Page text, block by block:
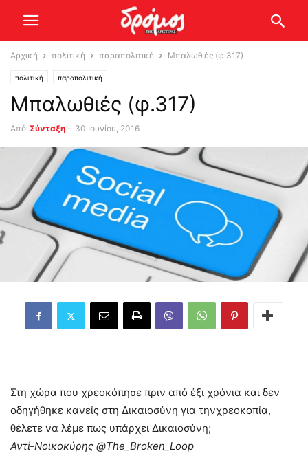
Αρχική πολιτική παραπολιτική Μπαλωθιές (φ.317)
πολιτική παραπολιτική
Μπαλωθιές (φ.317)
Από Σύνταξη - 30 Ιουνίου, 2016
Στη χώρα που χρεοκόπησε πριν από έξι χρόνια και δεν
οδηγήθηκε κανείς στη Δικαιοσύνη για τηνχρεοκοπία,
θέλετε να λέμε πως υπάρχει Δικαιοσύνη;
Αντί-Νοικοκύρης ‏@The_Broken_Loop